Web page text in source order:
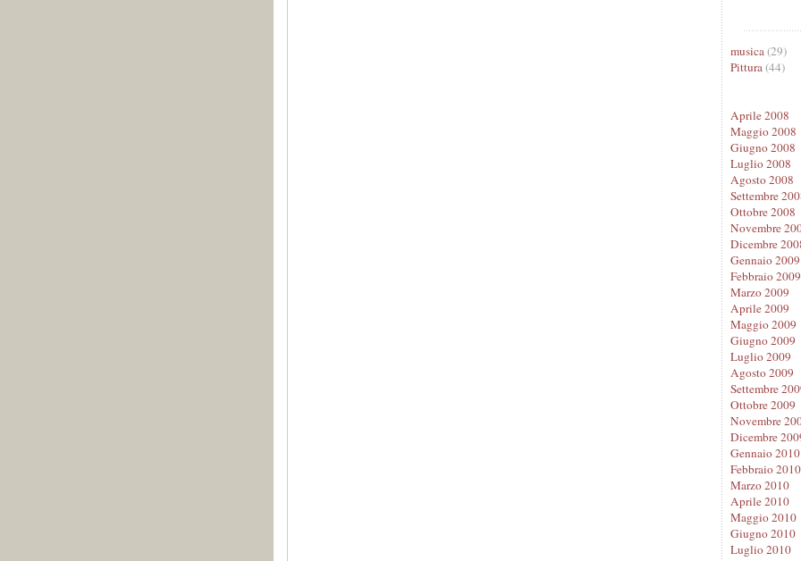
musica(29)
Pittura(44)
Aprile 2008
Maggio 2008
Giugno 2008
Luglio 2008
Agosto 2008
Settembre
Ottobre 2008
Novembre
Dicembre
Gennaio 2009
Febbraio 2009
Marzo 2009
Aprile 2009
Maggio 2009
Giugno 2009
Luglio 2009
Agosto 2009
Settembre
Ottobre 2009
Novembre
Dicembre
Gennaio 2010
Febbraio 2010
Marzo 2010
Aprile 2010
Maggio 2010
Giugno 2010
Luglio 2010